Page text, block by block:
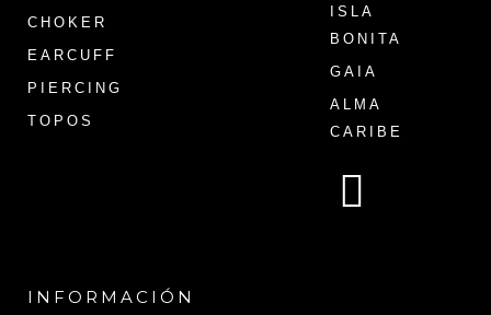
CHOKER
EARCUFF
PIERCING
TOPOS
ISLA
BONITA
GAIA
ALMA
CARIBE
INFORMACIÓN